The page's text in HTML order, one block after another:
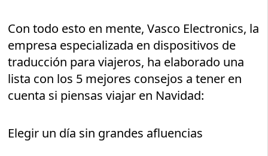
Con todo esto en mente, Vasco Electronics, la
empresa especializada en dispositivos de
traducción para viajeros, ha elaborado una
lista con los 5 mejores consejos a tener en
cuenta si piensas viajar en Navidad:
Elegir un día sin grandes afluencias